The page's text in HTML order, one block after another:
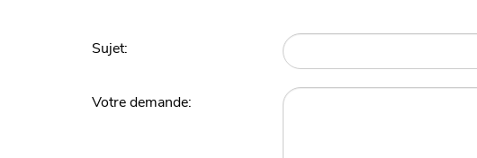
Sujet:
Votre demande: